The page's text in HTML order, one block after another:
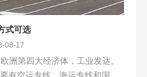
式可选
08-17
洲第四大经济体，工业发达。